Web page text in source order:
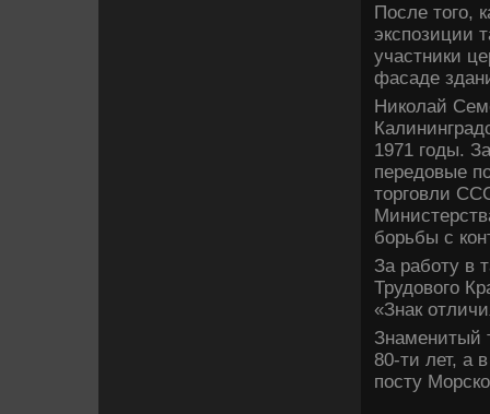
После того,
экспозиции
участники
фасаде­
Николай
1971 годы.
передовые
торговли
борьбы с
За работу в
Трудового
«Знак
Знаменитый
80-ти лет, а
посту